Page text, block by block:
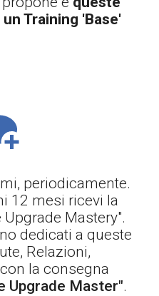
Training 'Base'
periodicamente.
12 mesi ricevi la
Mastery".
dedicati a queste
Relazioni,
la consegna
Upgrade Master".